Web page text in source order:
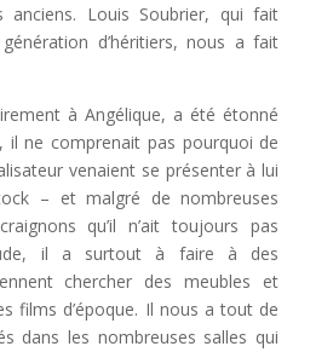
anciens. Louis Soubrier, qui fait
génération d’héritiers, nous a fait
à Angélique, a été étonné
il ne comprenait pas pourquoi de
venaient se présenter à lui
– et malgré de nombreuses
qu’il n’ait toujours pas
il a surtout à faire à des
chercher des meubles et
films d’époque. Il nous a tout de
dans les nombreuses salles qui